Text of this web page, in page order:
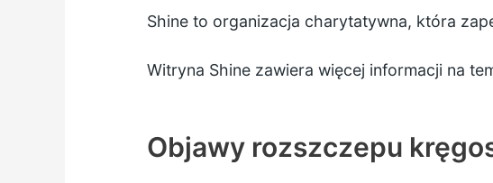
Shine to organizacja charytatywna, która
Witryna Shine zawiera więcej informacji na
Objawy rozszczepu